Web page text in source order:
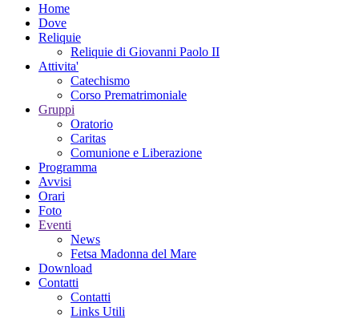
Home
Dove
Reliquie
Reliquie di Giovanni Paolo II
Attivita'
Catechismo
Corso Prematrimoniale
Gruppi
Oratorio
Caritas
Comunione e Liberazione
Programma
Avvisi
Orari
Foto
Eventi
News
Fetsa Madonna del Mare
Download
Contatti
Contatti
Links Utili